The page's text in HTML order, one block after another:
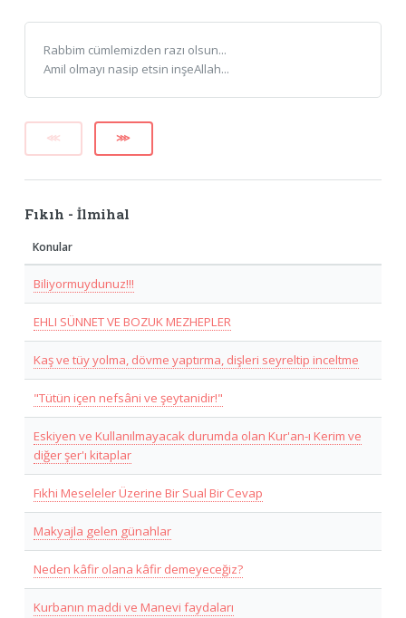
Rabbim cümlemizden razı olsun...
Amil olmayı nasip etsin inşeAllah...
⋘ ⋙
Fıkıh - İlmihal
Konular
Biliyormuydunuz!!!
EHLI SÜNNET VE BOZUK MEZHEPLER
Kaş ve tüy yolma, dövme yaptırma, dişleri seyreltip inceltme
"Tütün içen nefsâni ve şeytanidir!"
Eskiyen ve Kullanılmayacak durumda olan Kur'an-ı Kerim ve
diğer şer'ı kitaplar
Fıkhi Meseleler Üzerine Bir Sual Bir Cevap
Makyajla gelen günahlar
Neden kâfir olana kâfir demeyeceğiz?
Kurbanın maddi ve Manevi faydaları